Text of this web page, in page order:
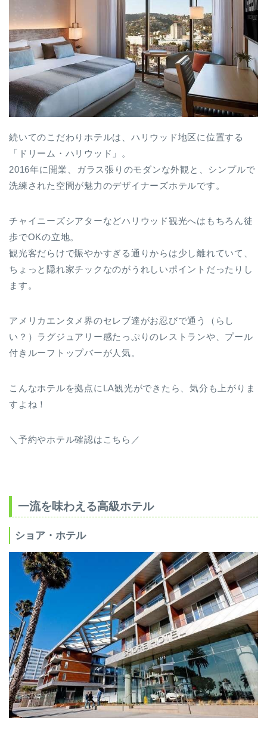
続いてのこだわりホテルは、ハリウッド地区に位置する
「ドリーム・ハリウッド」。
2016年に開業、ガラス張りのモダンな外観と、シンプルで
洗練された空間が魅力のデザイナーズホテルです。
チャイニーズシアターなどハリウッド観光へはもちろん徒
歩でOKの立地。
観光客だらけで賑やかすぎる通りからは少し離れていて、
ちょっと隠れ家チックなのがうれしいポイントだったりし
ます。
アメリカエンタメ界のセレブ達がお忍びで通う（らし
い？）ラグジュアリー感たっぷりのレストランや、プール
付きルーフトップバーが人気。
こんなホテルを拠点にLA観光ができたら、気分も上がりま
すよね！
＼予約やホテル確認はこちら／
一流を味わえる高級ホテル
ショア・ホテル